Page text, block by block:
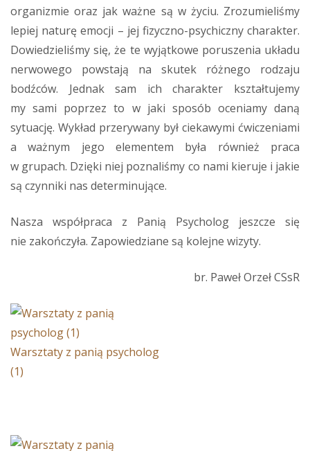
organizmie oraz jak ważne są w życiu. Zrozumieliśmy
lepiej naturę emocji – jej fizyczno-psychiczny charakter.
Dowiedzieliśmy się, że te wyjątkowe poruszenia układu
nerwowego powstają na skutek różnego rodzaju
bodźców. Jednak sam ich charakter kształtujemy
my sami poprzez to w jaki sposób oceniamy daną
sytuację. Wykład przerywany był ciekawymi ćwiczeniami
a ważnym jego elementem była również praca
w grupach. Dzięki niej poznaliśmy co nami kieruje i jakie
są czynniki nas determinujące.
Nasza współpraca z Panią Psycholog jeszcze się
nie zakończyła. Zapowiedziane są kolejne wizyty.
br. Paweł Orzeł CSsR
Warsztaty z panią psycholog
(1)